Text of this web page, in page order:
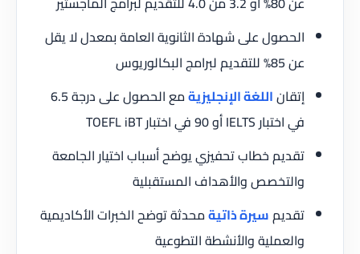
الحصول على شهادة الثانوية العامة بمعدل لا يقل
عن 85% للتقديم لبرامج البكالوريوس
إتقاناللغة الإنجليزية
مع الحصول على درجة 6.5
في اختبار IELTS أو 90 في اختبار TOEFL iBT
تقديم خطاب تحفيزي يوضح أسباب اختيار الجامعة
والتخصص والأهداف المستقبلية
تقديمسيرة ذاتيةمحدثة توضح الخبرات الأكاديمية
والعملية والأنشطة التطوعية